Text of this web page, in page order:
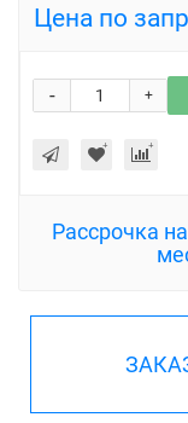
Цена по
+
-
Рассрочка